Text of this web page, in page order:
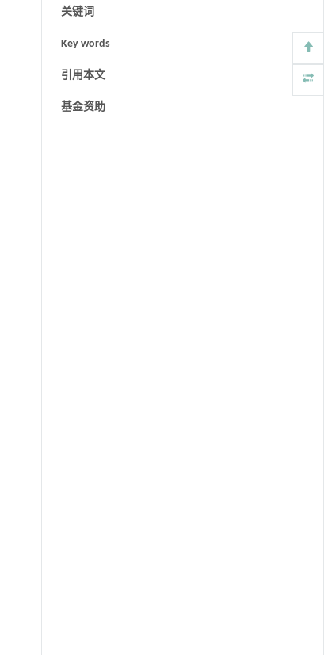
关键词
Key words
引用本文
基金资助